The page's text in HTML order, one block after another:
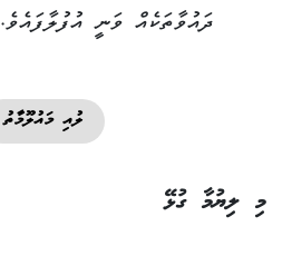
ދައުވާތަކެއް ވަނީ އުފުލާފައެވެ.
ލުއި މައުލޫމާތު
މި ލިޔުމާ ގުޅޭ